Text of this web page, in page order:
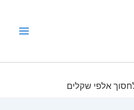
אלפי שקלים